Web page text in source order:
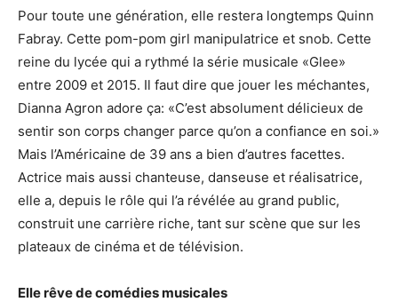
Pour toute une génération, elle restera longtemps Quinn
Fabray. Cette pom-pom girl manipulatrice et snob. Cette
reine du lycée qui a rythmé la série musicale «Glee»
entre 2009 et 2015. Il faut dire que jouer les méchantes,
Dianna Agron adore ça: «C’est absolument délicieux de
sentir son corps changer parce qu’on a confiance en soi.»
Mais l’Américaine de 39 ans a bien d’autres facettes.
Actrice mais aussi chanteuse, danseuse et réalisatrice,
elle a, depuis le rôle qui l’a révélée au grand public,
construit une carrière riche, tant sur scène que sur les
plateaux de cinéma et de télévision.
Elle rêve de comédies musicales